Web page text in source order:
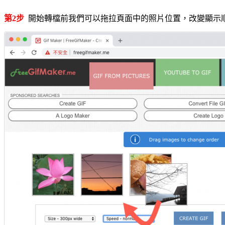
第2步 開始轉檔前我們可以拖拉頁面中的照片位置，改變顯示